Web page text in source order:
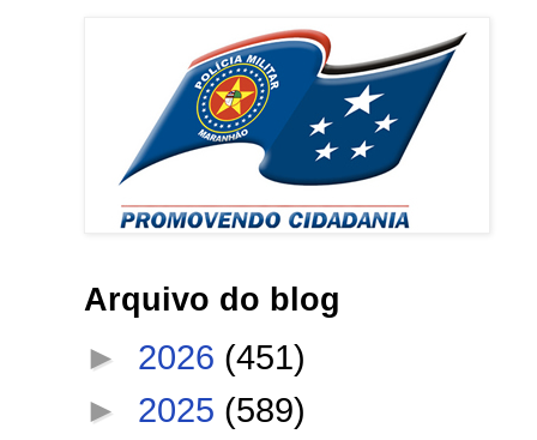
Arquivo do blog
► 2026 (451)
► 2025 (589)